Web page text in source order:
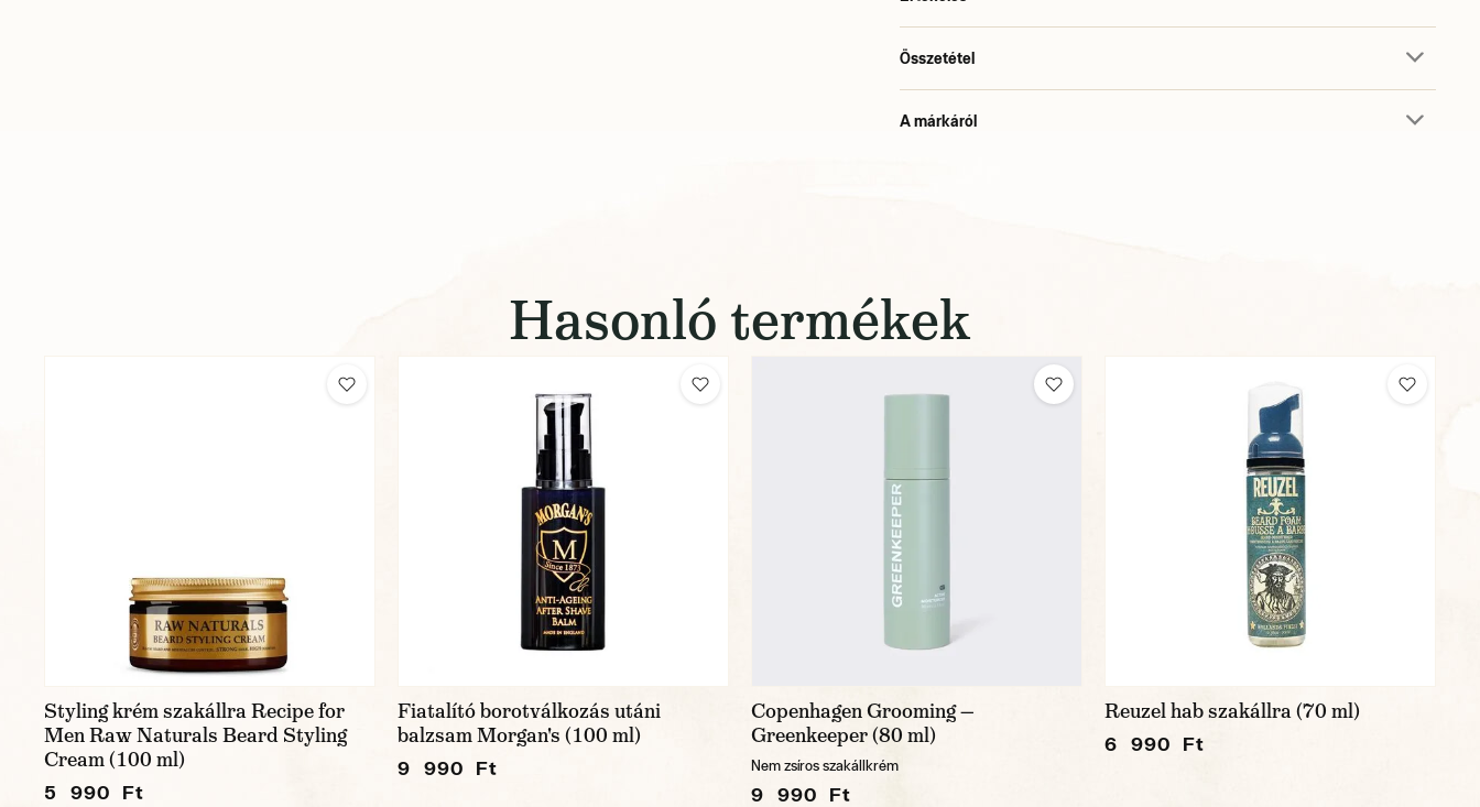
Összetétel
A márkáról
Hasonló termékek
Styling krém szakállra Recipe for
Men Raw Naturals Beard Styling
Cream (100 ml)
5 990 Ft
Fiatalító borotválkozás utáni
balzsam Morgan's (100 ml)
9 990 Ft
Copenhagen Grooming —
Greenkeeper (80 ml)
Nem zsíros szakállkrém
9 990 Ft
Reuzel hab szakállra (70 ml)
6 990 Ft